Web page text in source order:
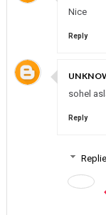
Nice
Reply
sohel
Reply